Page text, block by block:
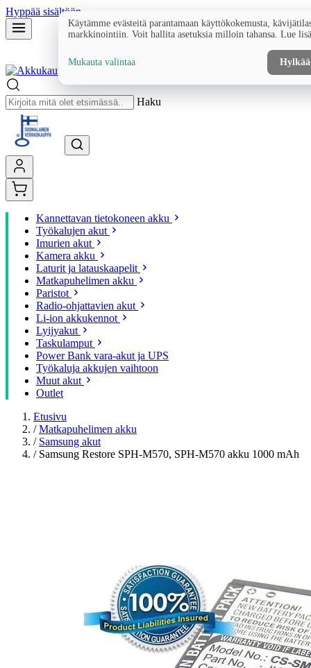
Hyppää sisältöön
Haku
Kannettavan tietokoneen akku
Työkalujen akut
Imurien akut
Kamera akku
Laturit ja latauskaapelit
Matkapuhelimen akku
Paristot
Radio-ohjattavien akut
Li-ion akkukennot
Lyijyakut
Taskulamput
Power Bank vara-akut ja UPS
Työkaluja akkujen vaihtoon
Muut akut
Outlet
Etusivu
/ Matkapuhelimen akku
/ Samsung akut
/ Samsung Restore SPH-M570, SPH-M570 akku 1000 mAh
Käytämme evästeitä parantamaan käyttökokemusta,
markkinointiin. Voit hallita asetuksia milloin tahansa. Lue
Mukauta valintaa Hylkää